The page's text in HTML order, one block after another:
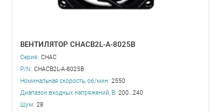
ВЕНТИЛЯТОР CHACB2L-A-8025B
Серия: CHAC
P/N: CHACB2L-A-8025B
Номинальная скорость, об/мин: 2550
Диапазон входных напряжений, В: 200…240
Шум: 28